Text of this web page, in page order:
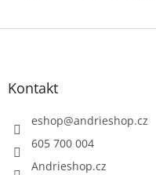
Z
Kontakt
eshop@andrieshop.cz
605 700 004
Andrieshop.cz